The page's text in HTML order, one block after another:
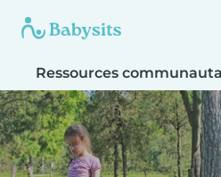
Ressources